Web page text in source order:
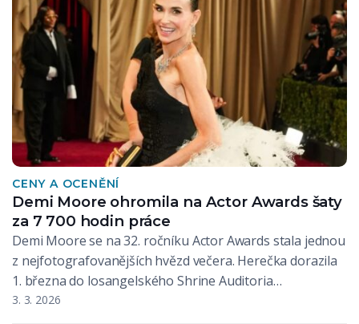
CENY A OCENĚNÍ
Demi Moore ohromila na Actor Awards šaty
za 7 700 hodin práce
Demi Moore se na 32. ročníku Actor Awards stala jednou
z nejfotografovanějších hvězd večera. Herečka dorazila
1. března do losangelského Shrine Auditoria…
3. 3. 2026